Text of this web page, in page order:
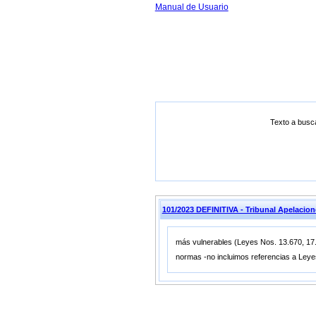
Manual de Usuario
Texto a
101/2023 DEFINITIVA - Tribunal
más vulnerables (Leyes Nos. 13.670,
normas -no incluimos referencias a